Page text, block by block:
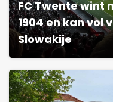
FC Twente wint
1904 en kan vol
Slowakije